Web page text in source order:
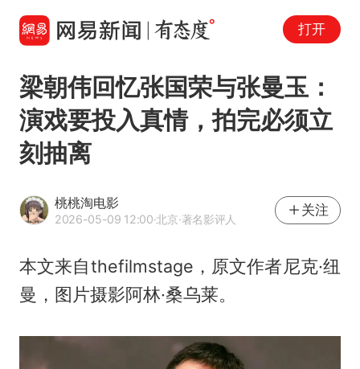
打开
梁朝伟回忆张国荣与张曼玉：
演戏要投入真情，拍完必须立
刻抽离
桃桃淘电影
2026-05-09 12:00·北京·著名影评人
关注
本文来自thefilmstage，原文作者尼克·纽
曼，图片摄影阿林·桑乌莱。